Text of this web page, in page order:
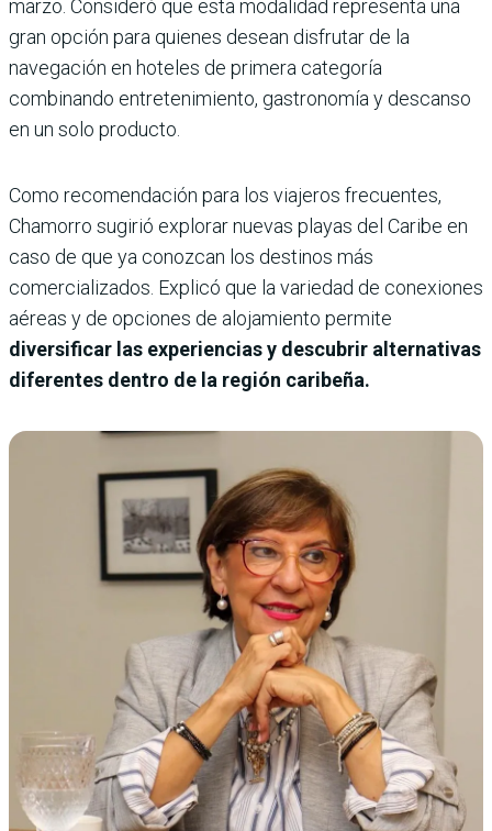
marzo. Consideró que esta modalidad representa una
gran opción para quienes desean disfrutar de la
navegación en hoteles de primera categoría
combinando entretenimiento, gastronomía y descanso
en un solo producto.
Como recomendación para los viajeros frecuentes,
Chamorro sugirió explorar nuevas playas del Caribe en
caso de que ya conozcan los destinos más
comercializados. Explicó que la variedad de conexiones
aéreas y de opciones de alojamiento permite
diversificar las experiencias y descubrir alternativas
diferentes dentro de la región caribeña.